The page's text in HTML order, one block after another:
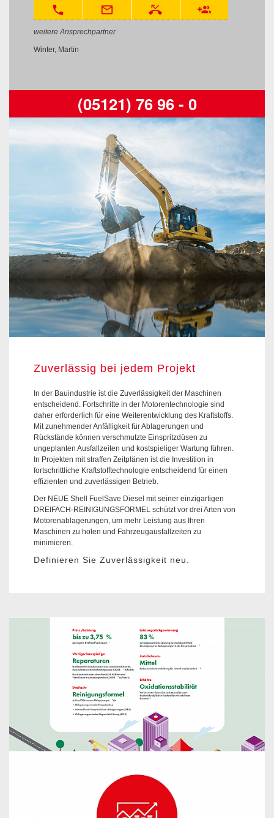
phone mail_outline phone_missed group_add
weitere Ansprechpartner
Winter, Martin
(05121) 76 96 - 0
Zuverlässig bei jedem Projekt
In der Bauindustrie ist die Zuverlässigkeit der Maschinen
entscheidend. Fortschritte in der Motorentechnologie sind
daher erforderlich für eine Weiterentwicklung des Kraftstoffs.
Mit zunehmender Anfälligkeit für Ablagerungen und
Rückstände können verschmutzte Einspritzdüsen zu
ungeplanten Ausfallzeiten und kostspieliger Wartung führen.
In Projekten mit straffen Zeitplänen ist die Investition in
fortschrittliche Kraftstofftechnologie entscheidend für einen
effizienten und zuverlässigen Betrieb.
Der NEUE Shell FuelSave Diesel mit seiner einzigartigen
DREIFACH-REINIGUNGSFORMEL schützt vor drei Arten von
Motorenablagerungen, um mehr Leistung aus Ihren
Maschinen zu holen und Fahrzeugausfallzeiten zu
minimieren.
Definieren Sie Zuverlässigkeit neu.